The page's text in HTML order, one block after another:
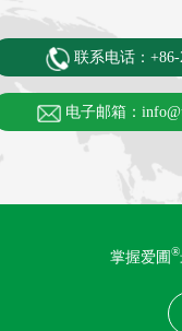
联系电话：+86-
电子邮箱：
掌握爱圃®